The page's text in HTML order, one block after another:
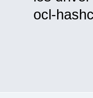
ocl-